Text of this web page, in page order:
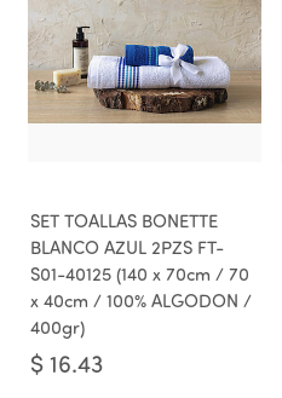
SET TOALLAS BONETTE
BLANCO AZUL 2PZS FT-
S01-40125 (140 x 70cm / 70
x 40cm / 100% ALGODON /
400gr)
$ 16.43